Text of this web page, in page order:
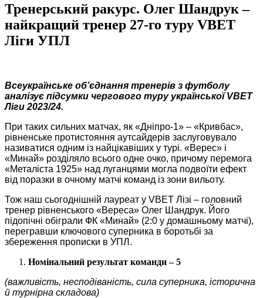
Тренерський ракурс. Олег Шандрук –
найкращий тренер 27-го туру VBET
Ліги УПЛ
Всеукраїнське об’єднання тренерів з футболу
аналізує підсумки чергового туру української VBET
Ліги 2023/24.
При таких сильних матчах, як «Дніпро-1» – «Кривбас»,
рівненське протистояння аутсайдерів заслуговувало
називатися одним із найцікавіших у турі. «Верес» і
«Минай» розділяло всього одне очко, причому перемога
«Металіста 1925» над луганцями могла подвоїти ефект
від поразки в очному матчі команд із зони вильоту.
Тож наш сьогоднішній лауреат у VBET Лізі – головний
тренер рівненського «Вереса» Олег Шандрук. Його
підопічні обіграли ФК «Минай» (2:0 у домашньому матчі),
перегравши ключового суперника в боротьбі за
збереження прописки в УПЛ.
Номінальний результат команди – 5
(важливість, несподіваність, сила суперника, історична
й турнірна складова)